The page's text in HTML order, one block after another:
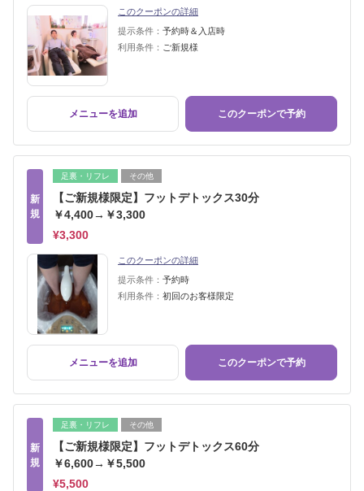
このクーポンの詳細
提示条件： 予約時＆入店時
利用条件： ご新規様
メニューを追加 このクーポンで予約
新
規
足裏・リフレ その他
【ご新規様限定】フットデトックス30分
￥4,400→￥3,300
¥3,300
このクーポンの詳細
提示条件： 予約時
利用条件： 初回のお客様限定
メニューを追加 このクーポンで予約
新
規
足裏・リフレ その他
【ご新規様限定】フットデトックス60分
￥6,600→￥5,500
¥5,500